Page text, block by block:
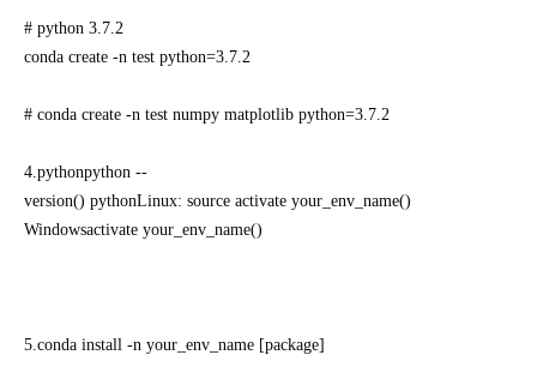
# python 3.7.2
conda create -n test python=3.7.2
# conda create -n test numpy matplotlib python=3.7.2
4.pythonpython --
version() pythonLinux: source activate your_env_name()
Windowsactivate your_env_name()
5.conda install -n your_env_name [package]